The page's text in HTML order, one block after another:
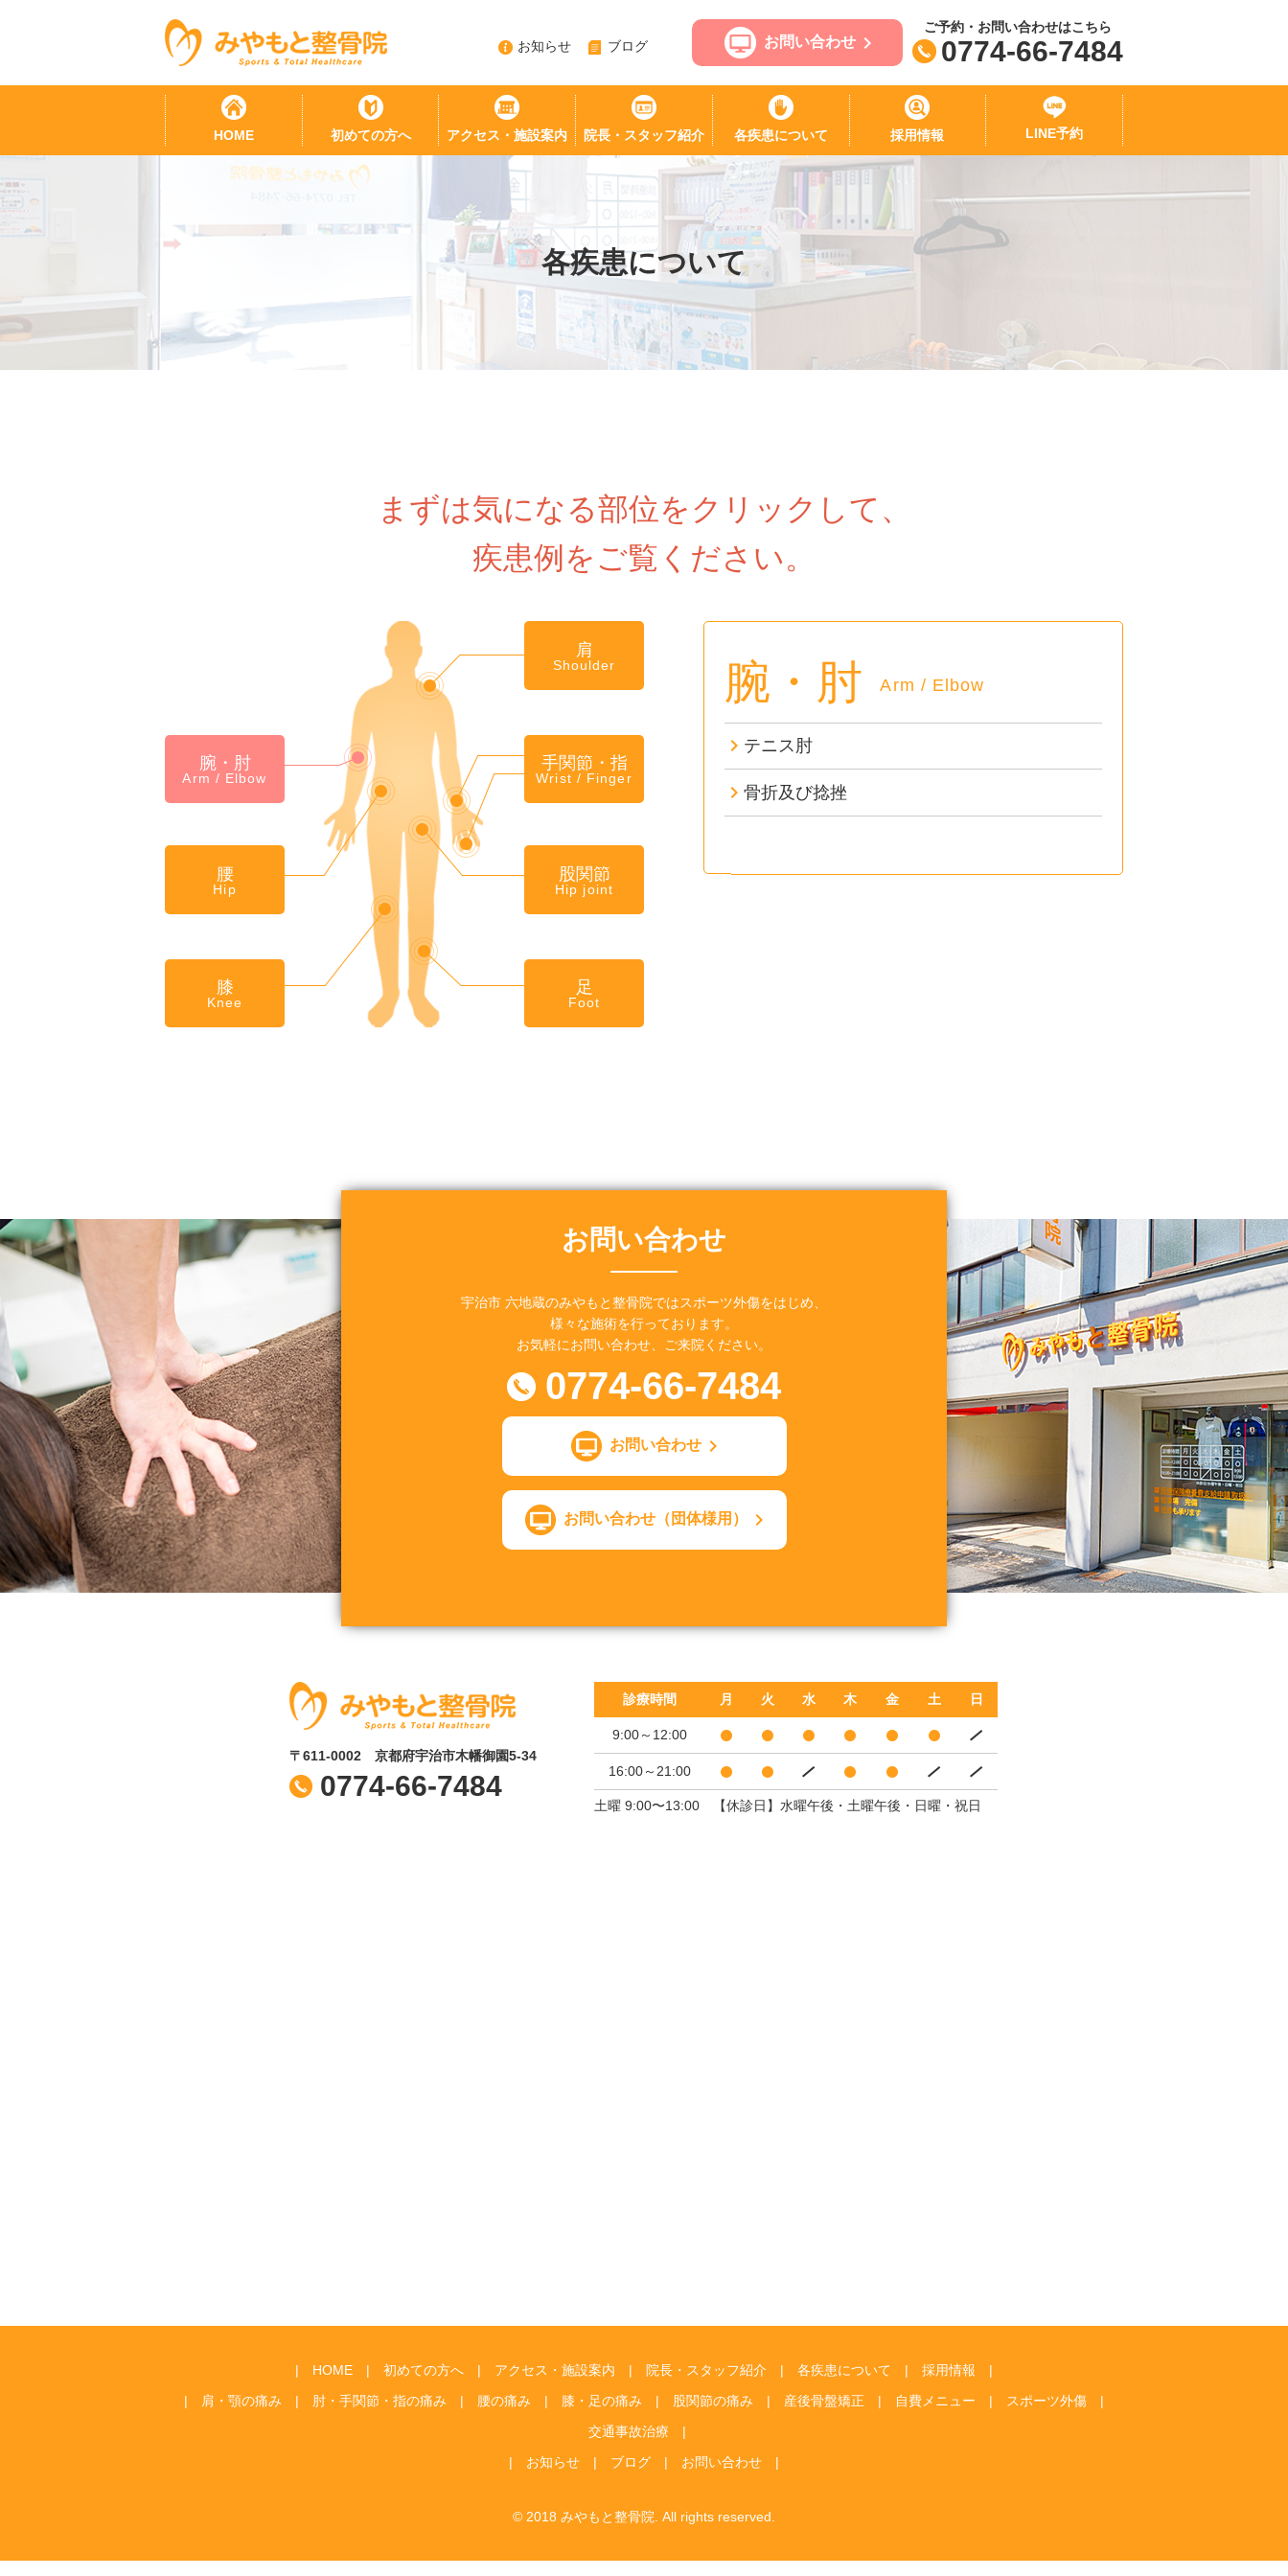
お知らせ ブログ お問い合わせ
ご予約・お問い合わせはこちら
0774-66-7484
HOME 初めての方へ アクセス・施設案内 院長・スタッフ紹介 各疾患について 採用情報 LINE予約
各疾患について
まずは気になる部位をクリックして、
疾患例をご覧ください。
腕・肘
Arm / Elbow
腰
Hip
膝
Knee
肩
Shoulder
手関節・指
Wrist / Finger
股関節
Hip joint
足
Foot
腕・肘 Arm / Elbow
テニス肘
骨折及び捻挫
お問い合わせ
宇治市 六地蔵のみやもと整骨院ではスポーツ外傷をはじめ、
様々な施術を行っております。
お気軽にお問い合わせ、ご来院ください。
0774-66-7484
お問い合わせ
お問い合わせ（団体様用）
〒611-0002 京都府宇治市木幡御園5-34
0774-66-7484
診療時間 月 火 水 木 金 土 日
9:00～12:00
16:00～21:00
土曜 9:00〜13:00 【休診日】水曜午後・土曜午後・日曜・祝日
HOME 初めての方へ アクセス・施設案内 院長・スタッフ紹介 各疾患について
採用情報
肩・顎の痛み
肘・手関節・指の痛み 腰の痛み 膝・足の痛み 股関節の痛み 産後骨盤矯正 自費メニュー
スポーツ外傷
交通事故治療
お知らせ
ブログ お問い合わせ
© 2018 みやもと整骨院. All rights reserved.